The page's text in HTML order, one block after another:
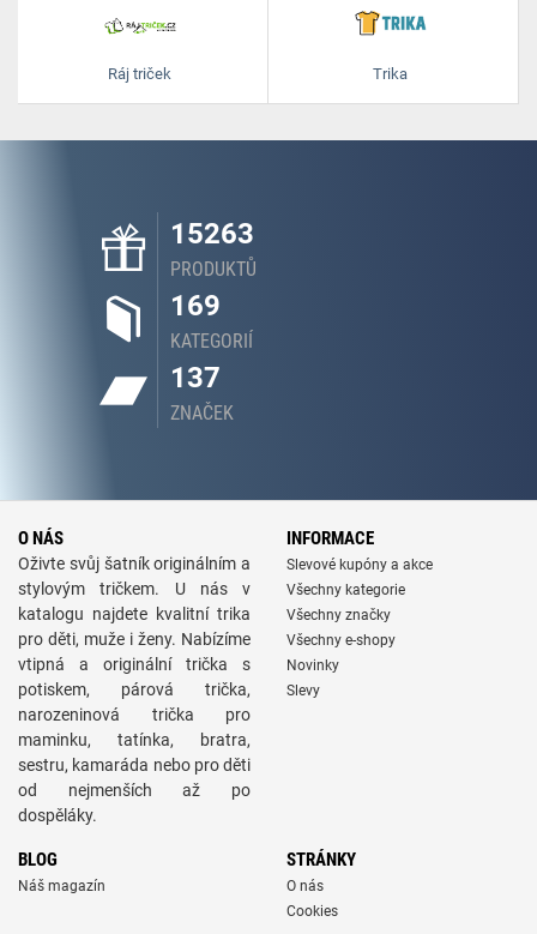
Ráj triček Trika
15263
PRODUKTŮ
169
KATEGORIÍ
137
ZNAČEK
O NÁS
Oživte svůj šatník originálním a
stylovým tričkem. U nás v
katalogu najdete kvalitní trika
pro děti, muže i ženy. Nabízíme
vtipná a originální trička s
potiskem, párová trička,
narozeninová trička pro
maminku, tatínka, bratra,
sestru, kamaráda nebo pro děti
od nejmenších až po
dospěláky.
INFORMACE
Slevové kupóny a akce
Všechny kategorie
Všechny značky
Všechny e-shopy
Novinky
Slevy
BLOG
Náš magazín
STRÁNKY
O nás
Cookies